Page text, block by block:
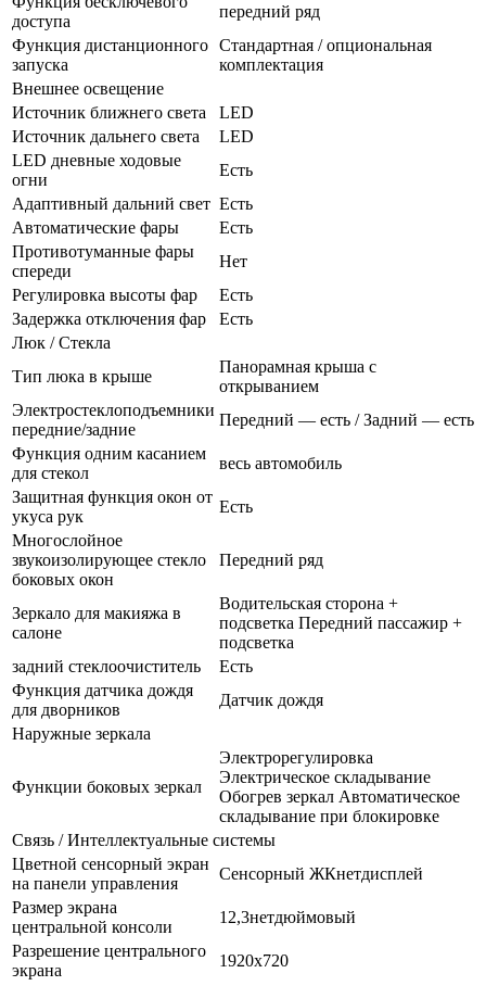
доступа
передний ряд
Функция дистанционного
запуска
Стандартная / опциональная
комплектация
Внешнее освещение
Источник ближнего света
LED
Источник дальнего света
LED
LED дневные ходовые
огни
Есть
Адаптивный дальний свет Есть
Автоматические фары
Есть
Противотуманные фары
спереди
Нет
Регулировка высоты фар
Есть
Задержка отключения фар
Есть
Люк / Стекла
Тип люка в крыше
Панорамная крыша с
открыванием
Электростеклоподъемники
передние/задние
Передний — есть / Задний — есть
Функция одним касанием
для стекол
весь автомобиль
Защитная функция окон от
укуса рук
Есть
Многослойное
звукоизолирующее стекло
боковых окон
Передний ряд
Зеркало для макияжа в
салоне
Водительская сторона +
подсветка Передний пассажир +
подсветка
задний стеклоочиститель
Есть
Функция датчика дождя
для дворников
Датчик дождя
Наружные зеркала
Функции боковых зеркал
Электрорегулировка
Электрическое складывание
Обогрев зеркал Автоматическое
складывание при блокировке
Связь / Интеллектуальные системы
Цветной сенсорный экран
на панели управления
Сенсорный ЖКнетдисплей
Размер экрана
центральной консоли
12,3нетдюймовый
Разрешение центрального
экрана
1920x720